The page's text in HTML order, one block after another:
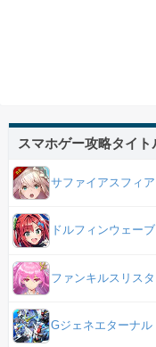
スマホゲー攻略タイト
サファイアスフィア
ドルフィンウェーブ
ファンキルスリスタ
Gジェネエターナル